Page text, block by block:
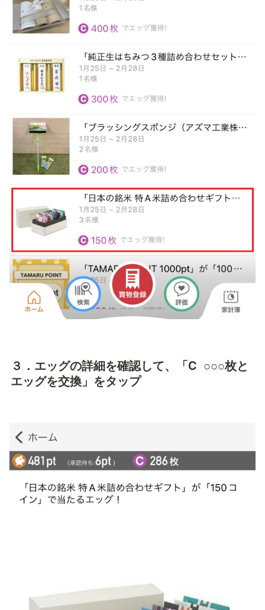
３．エッグの詳細を確認して、「C  ○○○枚と
エッグを交換」をタップ